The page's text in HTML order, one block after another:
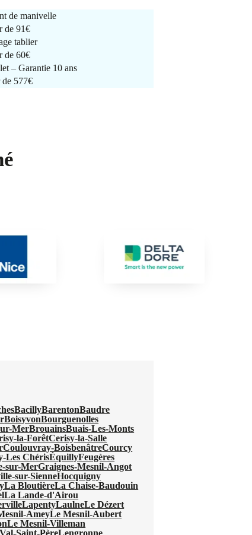
de manivelle
de91€
tablier
de60€
– Garantie 10 ans
de 577€
BacillyBarentonBaudre
BoisyvonBourguenolles
MerBrouainsBuais-Les-Monts
la-ForêtCerisy-la-Salle
Coulouvray-BoisbenâtreCourcy
Les ChérisÉquillyFeugères
sur-MerGraignes-Mesnil-Angot
sur-SienneHocquigny
La BloutièreLa Chaise-Baudouin
La Lande-d'Airou
LapentyLaulneLe Dézert
AmeyLe Mesnil-Aubert
Le Mesnil-Villeman